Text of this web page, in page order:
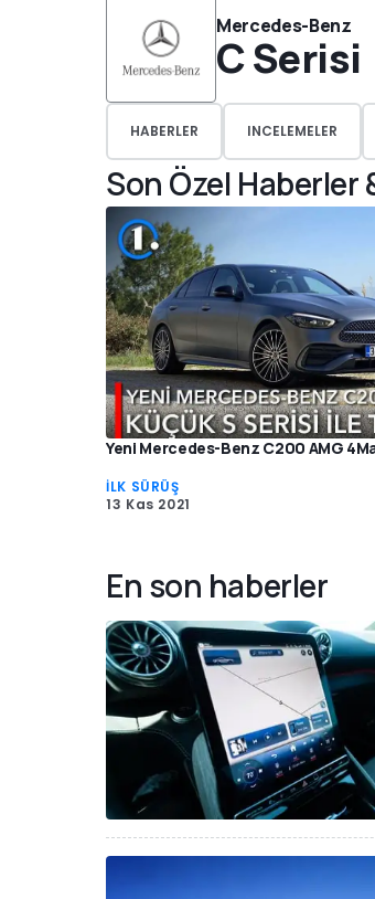
Mercedes-Benz
C Serisi
HABERLER INCELEMELER
Son Özel Haberler
Yeni Mercedes-Benz C200 AMG
İLK SÜRÜŞ
13 Kas 2021
En son haberler